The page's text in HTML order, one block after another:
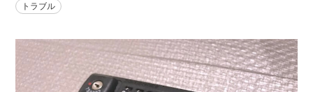
トラブル